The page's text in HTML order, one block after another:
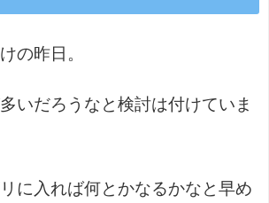
の昨日。
いだろうなと検討は付けていま
に入れば何とかなるかなと早め